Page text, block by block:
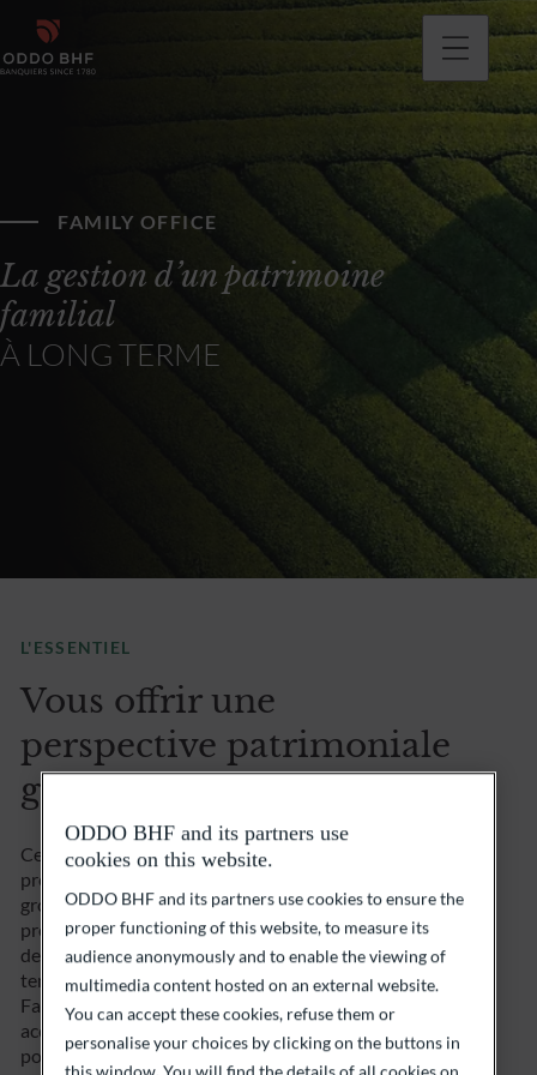
FAMILY OFFICE
La gestion d’un patrimoine
familial
À LONG TERME
L'ESSENTIEL
Vous offrir une
perspective patrimoniale
globale
Ce que vous ou votre famille avez construit doit être
préservé, consolidé et même optimisé… En tant que
groupe familial et entrepreneurial, cette
problématique est donc au cœur de notre ADN. Fort
de ce constat, ODDO BHF s’est forgé à travers le
temps une expertise de pointe en ce qui concerne le
Family Office. Aussi, nous vous proposons un
accompagnement complet, éprouvé et personnalisé
pour optimiser votre organisation patrimoniale, ainsi
ODDO BHF and its partners use
cookies on this website.
ODDO BHF and its partners use cookies to ensure the
proper functioning of this website, to measure its
audience anonymously and to enable the viewing of
multimedia content hosted on an external website.
You can accept these cookies, refuse them or
personalise your choices by clicking on the buttons in
this window. You will find the details of all cookies on